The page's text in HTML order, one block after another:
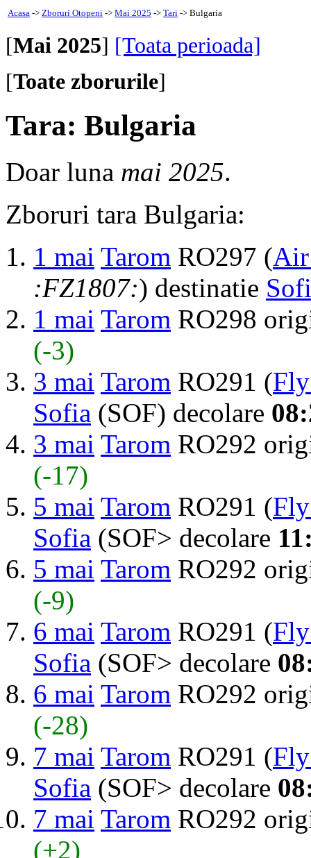
Acasa -> Zboruri Otopeni -> Mai 2025 -> Tari -> Bulgaria
[Mai 2025] [Toata perioada]
[Toate zborurile]
Tara: Bulgaria
Doar luna mai 2025.
Zboruri tara Bulgaria:
1 mai Tarom RO297 (
:FZ1807:) destinatie
1 mai Tarom RO298
(-3)
3 mai Tarom RO291 (
Sofia (SOF) decolare
3 mai Tarom RO292
(-17)
5 mai Tarom RO291 (
Sofia (SOF> decolare
5 mai Tarom RO292
(-9)
6 mai Tarom RO291 (
Sofia (SOF> decolare
6 mai Tarom RO292
(-28)
7 mai Tarom RO291 (
Sofia (SOF> decolare
7 mai Tarom RO292
(+2)